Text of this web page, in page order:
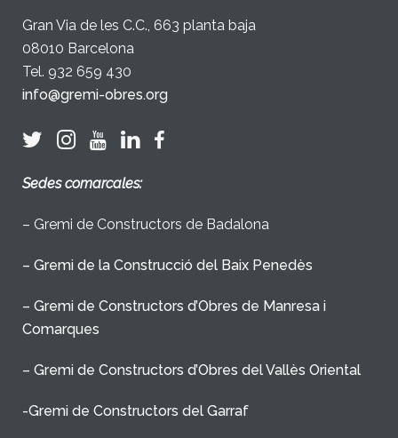
Gran Via de les C.C., 663 planta baja
08010 Barcelona
Tel. 932 659 430
info@gremi-obres.org
Sedes comarcales:
– Gremi de Constructors de Badalona
– Gremi de la Construcció del Baix Penedès
– Gremi de Constructors d’Obres de Manresa i
Comarques
– Gremi de Constructors d’Obres del Vallès Oriental
-Gremi de Constructors del Garraf